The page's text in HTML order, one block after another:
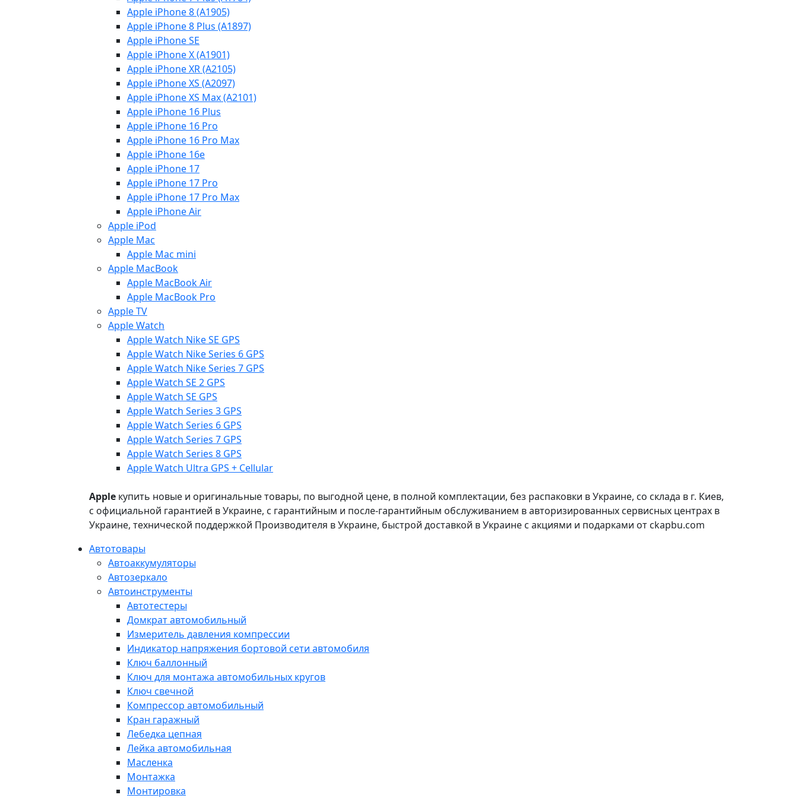
Apple iPhone 8 (A1905)
Apple iPhone 8 Plus (A1897)
Apple iPhone SE
Apple iPhone X (A1901)
Apple iPhone XR (A2105)
Apple iPhone XS (A2097)
Apple iPhone XS Max (A2101)
Apple iPhone 16 Plus
Apple iPhone 16 Pro
Apple iPhone 16 Pro Max
Apple iPhone 16e
Apple iPhone 17
Apple iPhone 17 Pro
Apple iPhone 17 Pro Max
Apple iPhone Air
Apple iPod
Apple Mac
Apple Mac mini
Apple MacBook
Apple MacBook Air
Apple MacBook Pro
Apple TV
Apple Watch
Apple Watch Nike SE GPS
Apple Watch Nike Series 6 GPS
Apple Watch Nike Series 7 GPS
Apple Watch SE 2 GPS
Apple Watch SE GPS
Apple Watch Series 3 GPS
Apple Watch Series 6 GPS
Apple Watch Series 7 GPS
Apple Watch Series 8 GPS
Apple Watch Ultra GPS + Cellular
Apple купить новые и оригинальные товары, по выгодной цене, в полной комплектации, без распаковки в Украине, со склада в г. Киев,
с официальной гарантией в Украине, с гарантийным и после-гарантийным обслуживанием в авторизированных сервисных центрах в
Украине, технической поддержкой Производителя в Украине, быстрой доставкой в Украине с акциями и подарками от ckapbu.com
Автотовары
Автоаккумуляторы
Автозеркало
Автоинструменты
Автотестеры
Домкрат автомобильный
Измеритель давления компрессии
Индикатор напряжения бортовой сети автомобиля
Ключ баллонный
Ключ для монтажа автомобильных кругов
Ключ свечной
Компрессор автомобильный
Кран гаражный
Лебедка цепная
Лейка автомобильная
Масленка
Монтажка
Монтировка